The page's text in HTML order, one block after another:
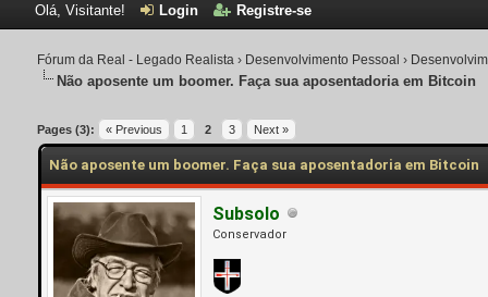
Olá, Visitante! Login Registre-se
Fórum da Real - Legado Realista › Desenvolvimento Pessoal ›
Não aposente um boomer. Faça sua aposentadoria em Bitcoin
Pages (3): « Previous 1 2 3 Next »
Não aposente um boomer. Faça sua aposentadoria em Bitcoin
Subsolo
Conservador